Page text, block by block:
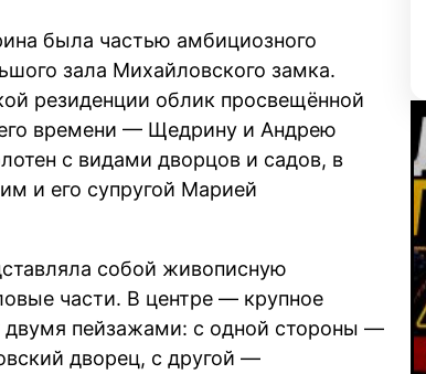
была частью амбициозного
зала Михайловского замка.
резиденции облик просвещённой
времени — Щедрину и Андрею
с видами дворцов и садов, в
и его супругой Марией
собой живописную
части. В центре — крупное
двумя пейзажами: с одной стороны —
дворец, с другой —